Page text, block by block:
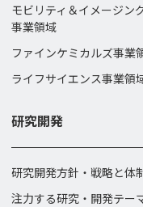
モビリティ＆イメージン
事業領域
ファインケミカルズ事業
ライフサイエンス事業領
研究開発
研究開発方針・戦略と体
注力する研究・開発テー